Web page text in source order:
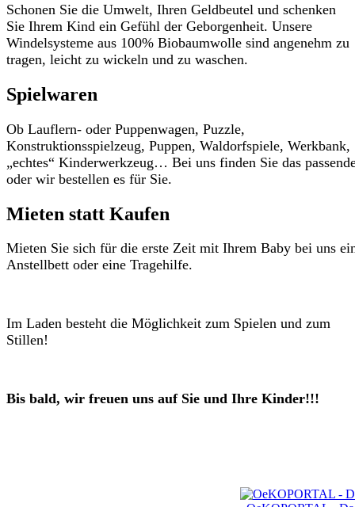
Schonen Sie die Umwelt, Ihren Geldbeutel und schenken
Sie Ihrem Kind ein Gefühl der Geborgenheit. Unsere
Windelsysteme aus 100% Biobaumwolle sind angenehm zu
tragen, leicht zu wickeln und zu waschen.
Spielwaren
Ob Lauflern- oder Puppenwagen, Puzzle,
Konstruktionsspielzeug, Puppen, Waldorfspiele, Werkbank,
„echtes“ Kinderwerkzeug… Bei uns finden Sie das
oder wir bestellen es für Sie.
Mieten statt Kaufen
Mieten Sie sich für die erste Zeit mit Ihrem Baby bei uns
Anstellbett oder eine Tragehilfe.
Im Laden besteht die Möglichkeit zum Spielen und zum
Stillen!
Bis bald, wir freuen uns auf Sie und Ihre Kinder!!!